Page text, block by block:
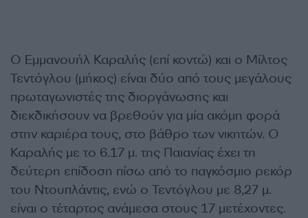
Ο Εμμανουήλ Καραλής (επί κοντώ) και ο Μίλτος
Τεντόγλου (μήκος) είναι δύο από τους μεγάλους
πρωταγωνιστές της διοργάνωσης και
διεκδικήσουν να βρεθούν για μία ακόμη φορά
στην καριέρα τους, στο βάθρο των νικητών. Ο
Καραλής με το 6.17 μ. της Παιανίας έχει τη
δεύτερη επίδοση πίσω από το παγκόσμιο ρεκόρ
του Ντουπλάντις, ενώ ο Τεντόγλου με 8,27 μ.
είναι ο τέταρτος ανάμεσα στους 17 μετέχοντες.